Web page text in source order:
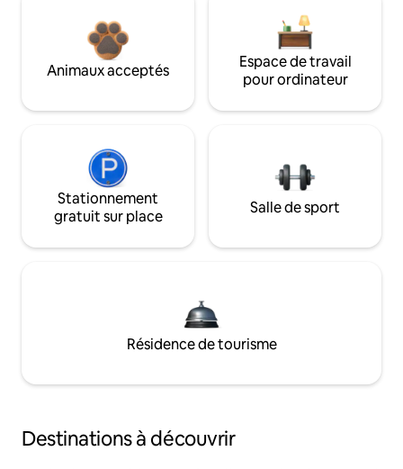
Animaux acceptés
Espace de travail
pour ordinateur
Stationnement
gratuit sur place
Salle de sport
Résidence de tourisme
Destinations à découvrir